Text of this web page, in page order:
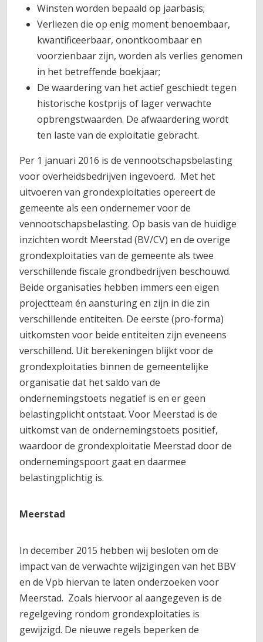
Winsten worden bepaald op jaarbasis;
Verliezen die op enig moment benoembaar,
kwantificeerbaar, onontkoombaar en
voorzienbaar zijn, worden als verlies genomen
in het betreffende boekjaar;
De waardering van het actief geschiedt tegen
historische kostprijs of lager verwachte
opbrengstwaarden. De afwaardering wordt
ten laste van de exploitatie gebracht.
Per 1 januari 2016 is de vennootschapsbelasting
voor overheidsbedrijven ingevoerd. Met het
uitvoeren van grondexploitaties opereert de
gemeente als een ondernemer voor de
vennootschapsbelasting. Op basis van de huidige
inzichten wordt Meerstad (BV/CV) en de overige
grondexploitaties van de gemeente als twee
verschillende fiscale grondbedrijven beschouwd.
Beide organisaties hebben immers een eigen
projectteam én aansturing en zijn in die zin
verschillende entiteiten. De eerste (pro-forma)
uitkomsten voor beide entiteiten zijn eveneens
verschillend. Uit berekeningen blijkt voor de
grondexploitaties binnen de gemeentelijke
organisatie dat het saldo van de
ondernemingstoets negatief is en er geen
belastingplicht ontstaat. Voor Meerstad is de
uitkomst van de ondernemingstoets positief,
waardoor de grondexploitatie Meerstad door de
ondernemingspoort gaat en daarmee
belastingplichtig is.
Meerstad
In december 2015 hebben wij besloten om de
impact van de verwachte wijzigingen van het BBV
en de Vpb hiervan te laten onderzoeken voor
Meerstad. Zoals hiervoor al aangegeven is de
regelgeving rondom grondexploitaties is
gewijzigd. De nieuwe regels beperken de